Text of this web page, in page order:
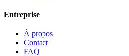
Entreprise
À propos
Contact
FAQ